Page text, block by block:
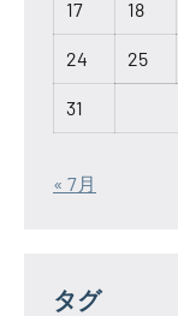
17 18
24 25
31
« 7月
タグ